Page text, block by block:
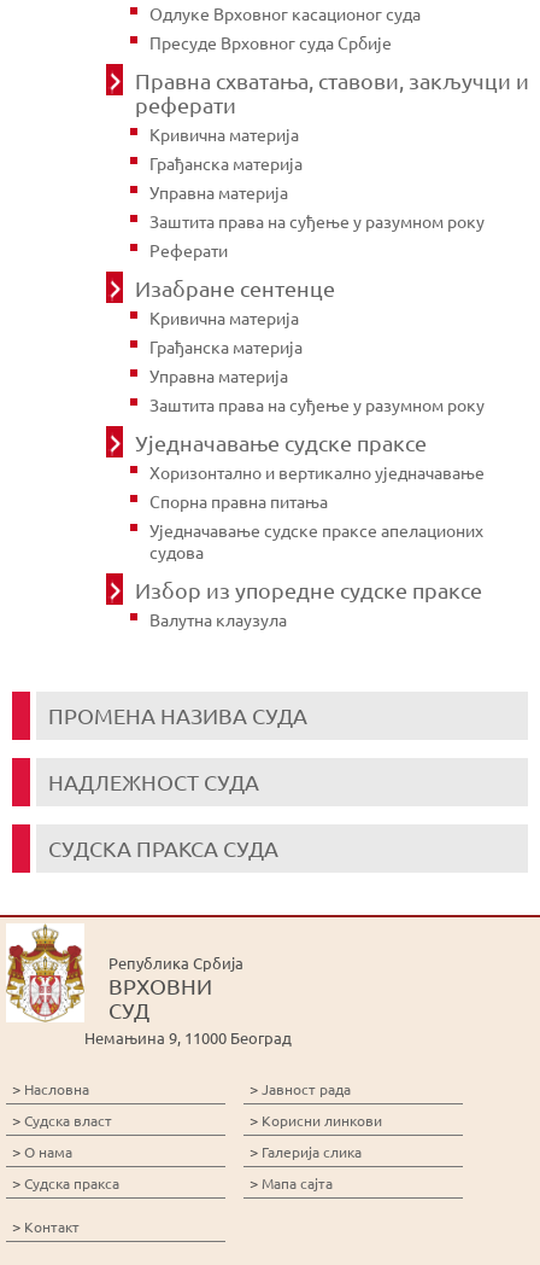
Одлуке Врховног касационог суда
Пресуде Врховног суда Србије
Правна схватања, ставови, закључци и
реферати
Кривична материја
Грађанска материја
Управна материја
Заштита права на суђење у разумном року
Реферати
Изабране сентенце
Кривична материја
Грађанска материја
Управна материја
Заштита права на суђење у разумном року
Уједначавање судске праксе
Хоризонтално и вертикално уједначавање
Спорна правна питања
Уједначавање судске праксе апелационих
судова
Избор из упоредне судске праксе
Валутна клаузула
ПРОМЕНА НАЗИВА СУДА
НАДЛЕЖНОСТ СУДА
СУДСКА ПРАКСА СУДА
Република Србија
ВРХОВНИ
СУД
Немањина 9, 11000 Београд
> Насловна
>Судска власт
>О нама
>Судска пракса
>Јавност рада
> Корисни линкови
> Галерија слика
> Мапа сајта
> Контакт